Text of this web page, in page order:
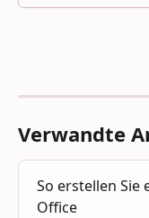
Verwandte
So erstellen Sie
Office